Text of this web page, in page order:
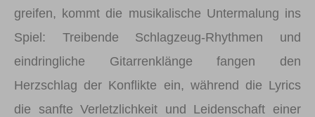
greifen, kommt die musikalische Untermalung ins
Spiel: Treibende Schlagzeug-Rhythmen und
eindringliche Gitarrenklänge fangen den
Herzschlag der Konflikte ein, während die Lyrics
die sanfte Verletzlichkeit und Leidenschaft einer